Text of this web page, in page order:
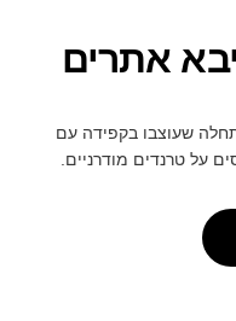
אתרים
שעוצבו בקפידה עם
על טרנדים מודרניים.